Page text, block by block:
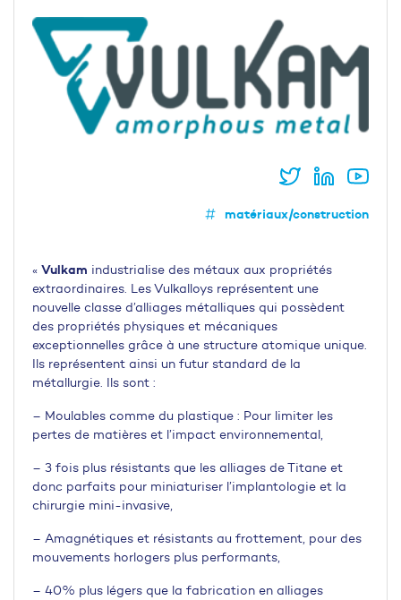
matériaux/construction
« Vulkam industrialise des métaux aux propriétés
extraordinaires. Les Vulkalloys représentent une
nouvelle classe d’alliages métalliques qui possèdent
des propriétés physiques et mécaniques
exceptionnelles grâce à une structure atomique unique.
Ils représentent ainsi un futur standard de la
métallurgie. Ils sont :
– Moulables comme du plastique : Pour limiter les
pertes de matières et l’impact environnemental,
– 3 fois plus résistants que les alliages de Titane et
donc parfaits pour miniaturiser l’implantologie et la
chirurgie mini-invasive,
– Amagnétiques et résistants au frottement, pour des
mouvements horlogers plus performants,
– 40% plus légers que la fabrication en alliages